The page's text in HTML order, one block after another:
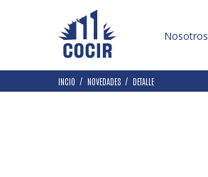
Nosotros
INCIO NOVEDADES DETALLE